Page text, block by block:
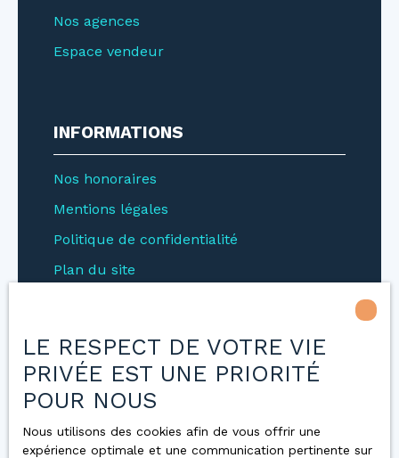
Nos agences
Espace vendeur
INFORMATIONS
Nos honoraires
Mentions légales
Politique de confidentialité
Plan du site
NOS AGENCES
Nancy Vieille Ville
CONCORDIS – Société
par actions simplifiée
LE RESPECT DE VOTRE VIE
PRIVÉE EST UNE PRIORITÉ
POUR NOUS
Nous utilisons des cookies afin de vous offrir une
expérience optimale et une communication pertinente sur